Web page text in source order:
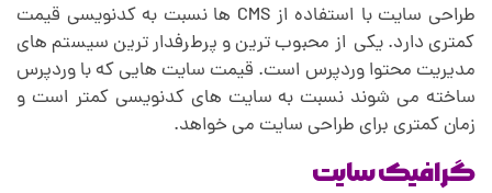
طراحی سایت با استفاده از CMS ها نسبت به کدنویسی قیمت
کمتری دارد. یکی از محبوب ترین و پرطرفدار ترین سیستم های
مدیریت محتوا وردپرس است. قیمت سایت هایی که با وردپرس
ساخته می شوند نسبت به سایت های کدنویسی کمتر است و
زمان کمتری برای طراحی سایت می خواهد.
گرافیک سایت